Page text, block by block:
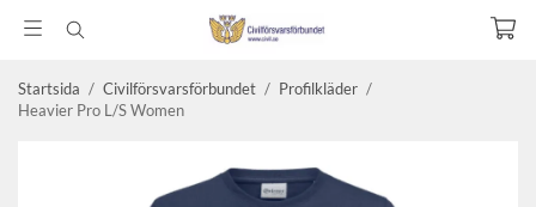
Startsida / Civilförsvarsförbundet / Profilkläder /
Heavier Pro L/S Women